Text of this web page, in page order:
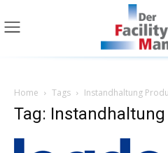
Home Tags Instandhaltung
Tag: